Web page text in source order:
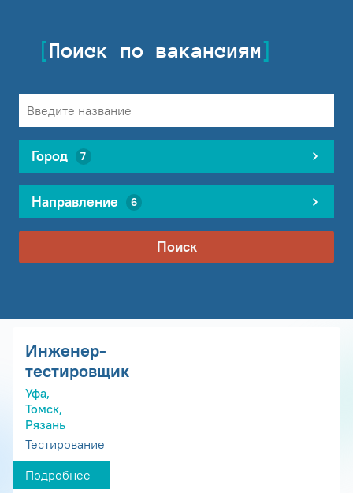
Поиск по вакансиям
Город 7
Направление 6
Поиск
Инженер-
тестировщик
Уфа,
Томск,
Рязань
Тестирование
Подробнее